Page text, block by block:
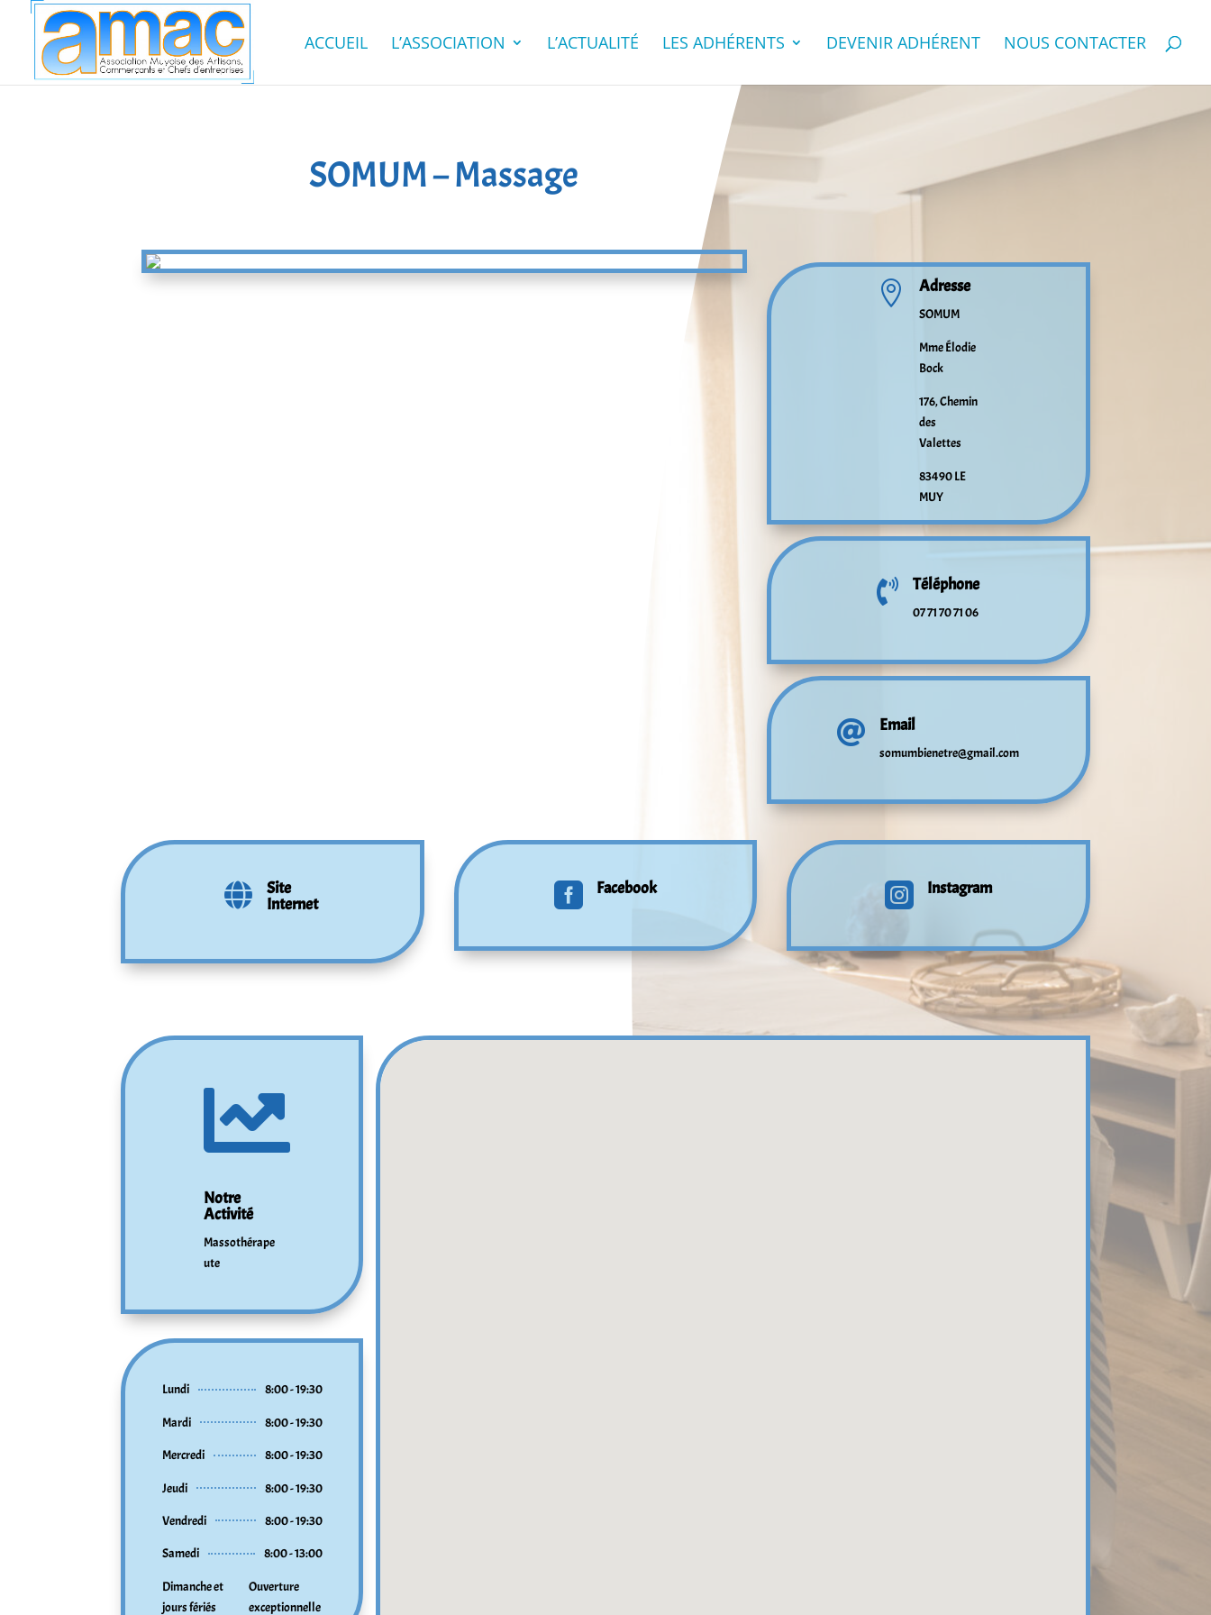
ACCUEIL L’ASSOCIATION L’ACTUALITÉ LES ADHÉRENTS DEVENIR ADHÉRENT NOUS CONTACTER
SOMUM – Massage
 Adresse
SOMUM
Mme Élodie
Bock
176, Chemin
des
Valettes
83490 LE
MUY
 Téléphone
07 71 70 71 06
 Email
somumbienetre@gmail.com
 Site
Internet  Facebook  Instagram

Notre
Activité
Massothérape
ute
Lundi 8:00 - 19:30
Mardi 8:00 - 19:30
Mercredi 8:00 - 19:30
Jeudi 8:00 - 19:30
Vendredi 8:00 - 19:30
Samedi 8:00 - 13:00
Dimanche et
jours fériés
Ouverture
exceptionnelle